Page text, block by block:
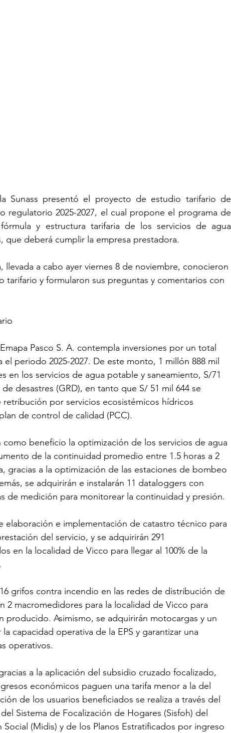
Sunass presentó el proyecto de estudio tarifario de
regulatorio 2025-2027, el cual propone el programa de
y estructura tarifaria de los servicios de agua
deberá cumplir la empresa prestadora.
llevada a cabo ayer viernes 8 de noviembre, conocieron
tarifario y formularon sus preguntas y comentarios con
Pasco S. A. contempla inversiones por un total
el periodo 2025-2027. De este monto, 1 millón 888 mil
en los servicios de agua potable y saneamiento, S/71
desastres (GRD), en tanto que S/ 51 mil 644 se
por servicios ecosistémicos hídricos
de control de calidad (PCC).
como beneficio la optimización de los servicios de agua
de la continuidad promedio entre 1.5 horas a 2
gracias a la optimización de las estaciones de bombeo
se adquirirán e instalarán 11 dataloggers con
de medición para monitorear la continuidad y presión.
elaboración e implementación de catastro técnico para
del servicio, y se adquirirán 291
en la localidad de Vicco para llegar al 100% de la
grifos contra incendio en las redes de distribución de
2 macromedidores para la localidad de Vicco para
producido. Asimismo, se adquirirán motocargas y un
capacidad operativa de la EPS y garantizar una
operativos.
a la aplicación del subsidio cruzado focalizado,
económicos paguen una tarifa menor a la del
de los usuarios beneficiados se realiza a través del
Sistema de Focalización de Hogares (Sisfoh) del
(Midis) y de los Planos Estratificados por ingreso